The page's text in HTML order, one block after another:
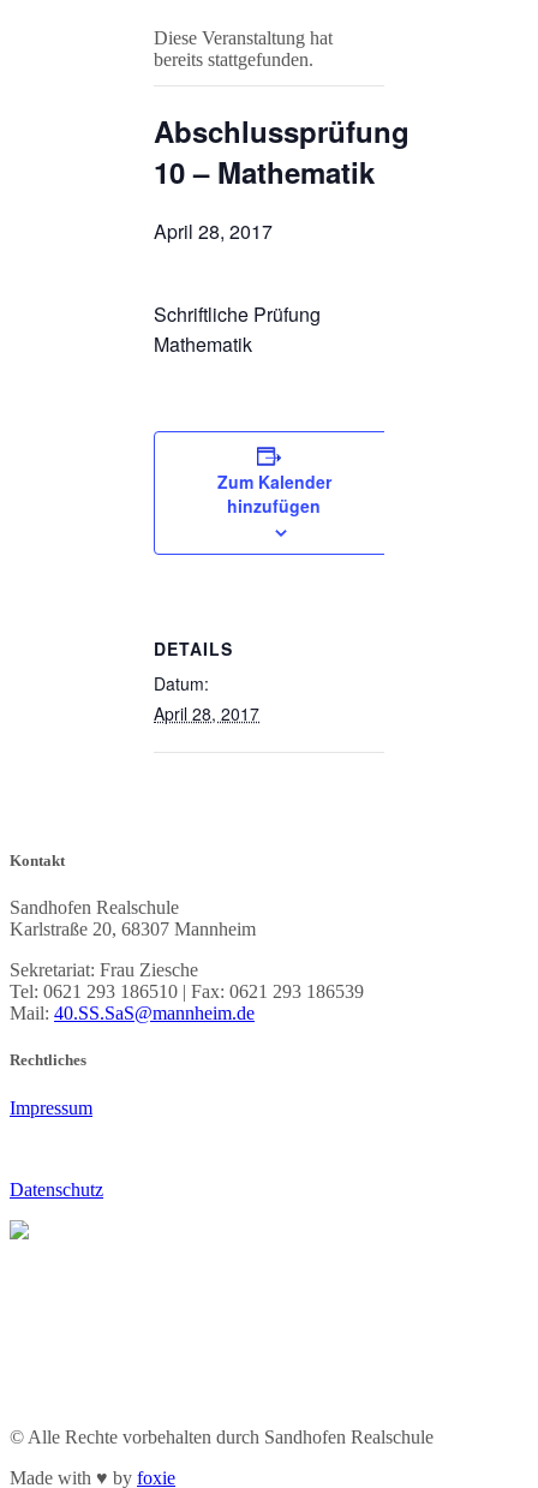
Diese Veranstaltung hat
bereits stattgefunden.
Abschlussprüfung
10 – Mathematik
April 28, 2017
Schriftliche Prüfung
Mathematik
Zum Kalender
hinzufügen
DETAILS
Datum:
April 28, 2017
Kontakt
Sandhofen Realschule
Karlstraße 20, 68307 Mannheim
Sekretariat: Frau Ziesche
Tel: 0621 293 186510 | Fax: 0621 293 186539
Mail: 40.SS.SaS@mannheim.de
Rechtliches
Impressum
Datenschutz
© Alle Rechte vorbehalten durch Sandhofen Realschule
Made with ♥ by foxie